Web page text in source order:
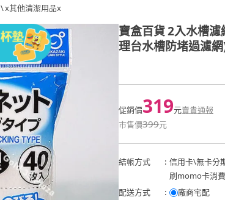
\x其他清潔用品x
寶盒百貨2入水槽濾
理台水槽防堵過濾
促銷價319元賣貴通報
市售價399元
結帳方式 : 信用卡\無卡分
刷momo卡消
配送方式
:
廠商宅配